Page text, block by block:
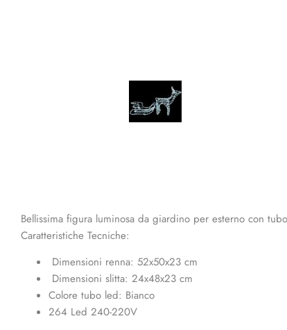
Bellissima figura luminosa da giardino per esterno con
Caratteristiche Tecniche:
Dimensioni renna: 52x50x23 cm
Dimensioni slitta: 24x48x23 cm
Colore tubo led: Bianco
264 Led 240-220V